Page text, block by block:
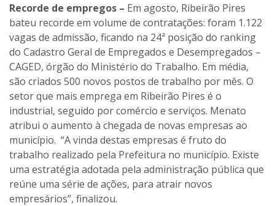
Recorde de empregos – Em agosto, Ribeirão Pires
bateu recorde em volume de contratações: foram 1.122
vagas de admissão, ficando na 24ª posição do ranking
do Cadastro Geral de Empregados e Desempregados –
CAGED, órgão do Ministério do Trabalho. Em média,
são criados 500 novos postos de trabalho por mês. O
setor que mais emprega em Ribeirão Pires é o
industrial, seguido por comércio e serviços. Menato
atribui o aumento à chegada de novas empresas ao
município. “A vinda destas empresas é fruto do
trabalho realizado pela Prefeitura no município. Existe
uma estratégia adotada pela administração pública que
reúne uma série de ações, para atrair novos
empresários”, finalizou.